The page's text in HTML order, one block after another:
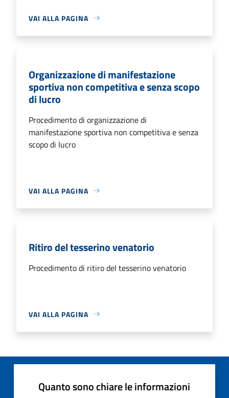
VAI ALLA PAGINA
Organizzazione di manifestazione
sportiva non competitiva e senza scopo
di lucro
Procedimento di organizzazione di
manifestazione sportiva non competitiva e senza
scopo di lucro
VAI ALLA PAGINA
Ritiro del tesserino venatorio
Procedimento di ritiro del tesserino venatorio
VAI ALLA PAGINA
Quanto sono chiare le informazioni